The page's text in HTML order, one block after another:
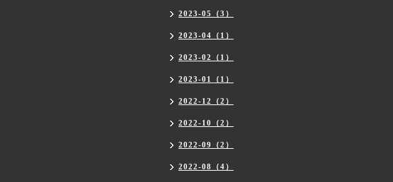
2023-05（3）
2023-04（1）
2023-02（1）
2023-01（1）
2022-12（2）
2022-10（2）
2022-09（2）
2022-08（4）